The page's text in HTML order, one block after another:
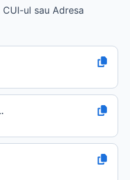
ul sau Adresa